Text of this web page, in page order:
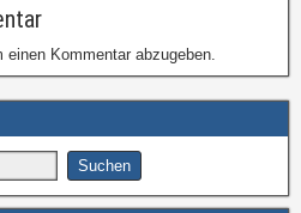
einen Kommentar abzugeben.